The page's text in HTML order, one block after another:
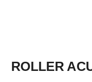
ROLLER